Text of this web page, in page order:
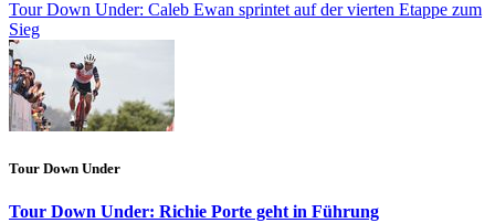
Tour Down Under: Caleb Ewan sprintet auf der vierten Etappe zum
Sieg
Tour Down Under
Tour Down Under: Richie Porte geht in Führung